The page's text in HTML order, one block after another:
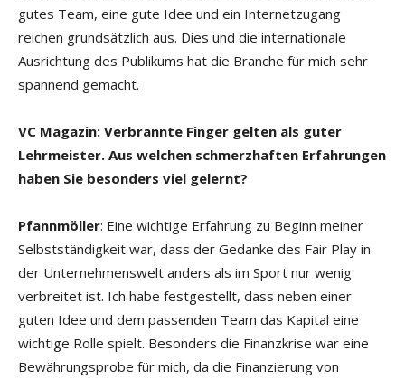
gutes Team, eine gute Idee und ein Internetzugang
reichen grundsätzlich aus. Dies und die internationale
Ausrichtung des Publikums hat die Branche für mich sehr
spannend gemacht.
VC Magazin: Verbrannte Finger gelten als guter
Lehrmeister. Aus welchen schmerzhaften Erfahrungen
haben Sie besonders viel gelernt?
Pfannmöller: Eine wichtige Erfahrung zu Beginn meiner
Selbstständigkeit war, dass der Gedanke des Fair Play in
der Unternehmenswelt anders als im Sport nur wenig
verbreitet ist. Ich habe festgestellt, dass neben einer
guten Idee und dem passenden Team das Kapital eine
wichtige Rolle spielt. Besonders die Finanzkrise war eine
Bewährungsprobe für mich, da die Finanzierung von